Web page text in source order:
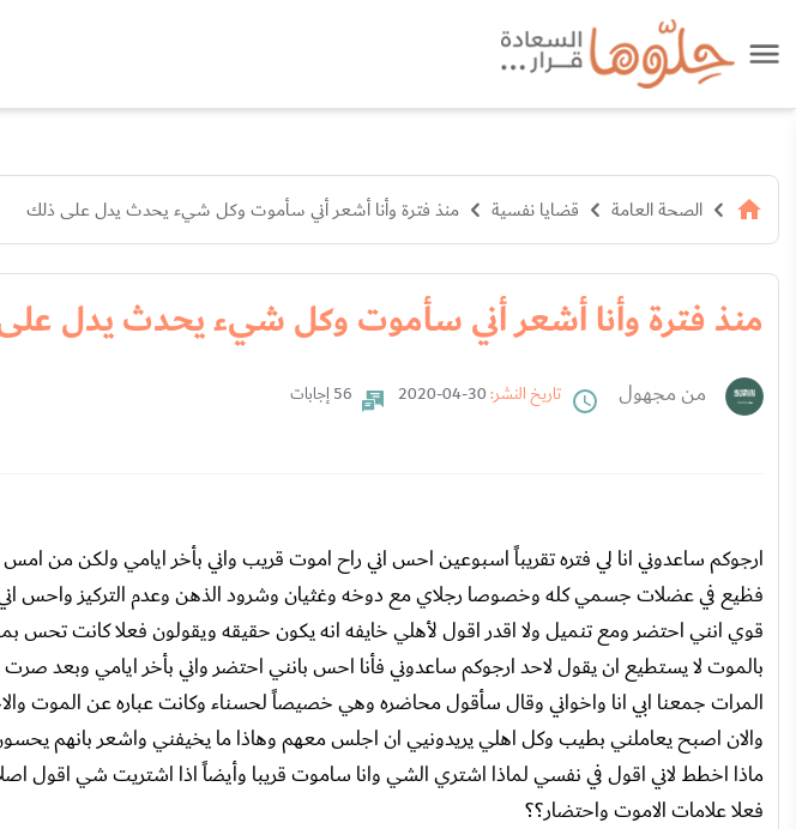
الصحة العامة قضايا نفسية منذ فترة وأنا أشعر أني سأموت وكل شيء يحدث يدل على ذلك
منذ فترة وأنا أشعر أني سأموت وكل شيء يحدث يدل
من مجهول تاريخ النشر: 56 إجابات
ارجوكم ساعدوني انا لي فتره تقريباً اسبوعين احس اني راح اموت قريب واني بأخر ايامي ولكن من امس
فظيع في عضلات جسمي كله وخصوصا رجلاي مع دوخه وغثيان وشرود الذهن وعدم التركيز واحس
قوي انني احتضر ومع تنميل ولا اقدر اقول لأهلي خايفه انه يكون حقيقه ويقولون فعلا كانت تحس
بالموت لا يستطيع ان يقول لاحد ارجوكم ساعدوني فأنا احس بانني احتضر واني بأخر ايامي وبعد
المرات جمعنا ابي انا واخواني وقال سأقول محاضره وهي خصيصاً لحسناء وكانت عباره عن الموت
والان اصبح يعاملني بطيب وكل اهلي يريدونيي ان اجلس معهم وهاذا ما يخيفني واشعر بانهم
ماذا اخطط لاني اقول في نفسي لماذا اشتري الشي وانا ساموت قريبا وأيضاً اذا اشتريت شي اقول
فعلا علامات الاموت واحتضار؟؟